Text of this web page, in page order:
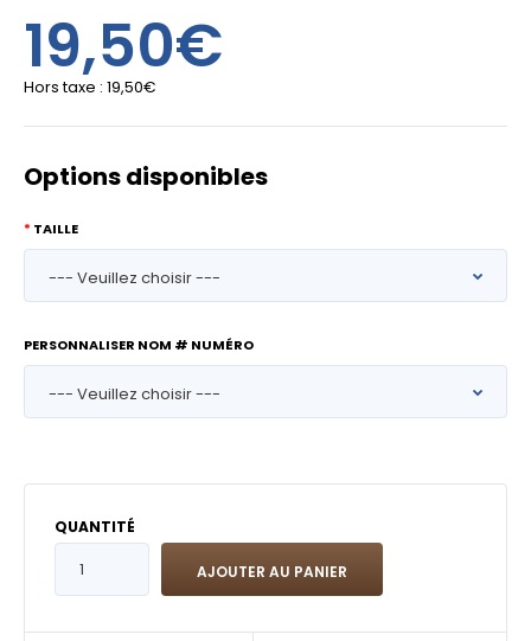
19,50€
Hors taxe : 19,50€
Options disponibles
TAILLE
PERSONNALISER NOM # NUMÉRO
QUANTITÉ